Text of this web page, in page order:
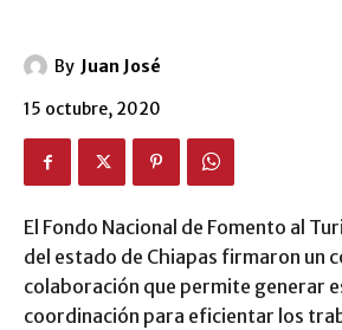
By Juan José
15 octubre, 2020
El Fondo Nacional de Fomento al
del estado de Chiapas firmaron un
colaboración que permite generar
coordinación para eficientar los